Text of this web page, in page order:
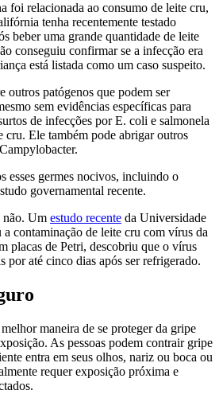
foi relacionada ao consumo de leite cru,
tenha recentemente testado
beber uma grande quantidade de leite
conseguiu confirmar se a infecção era
está listada como um caso suspeito.
outros patógenos que podem ser
sem evidências específicas para
de infecções por E. coli e salmonela
cru. Ele também pode abrigar outros
esses germes nocivos, incluindo o
governamental recente.
não. Um estudo recente da Universidade
contaminação de leite cru com vírus da
placas de Petri, descobriu que o vírus
por até cinco dias após ser refrigerado.
maneira de se proteger da gripe
As pessoas podem contrair gripe
entra em seus olhos, nariz ou boca ou
requer exposição próxima e